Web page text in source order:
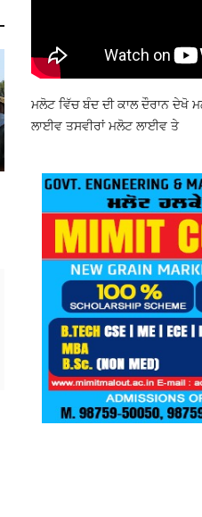
ਮਲੋਟ ਵਿੱਚ ਬੰਦ ਦੀ ਕਾਲ ਦੌਰਾਨ ਦੇਖੋ
ਲਾਈਵ ਤਸਵੀਰਾਂ ਮਲੋਟ ਲਾਈਵ ਤੇ